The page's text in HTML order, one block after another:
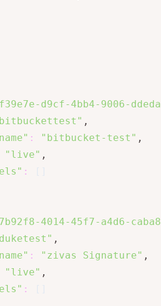
d9cf-4bb4-9006-
,
: "bitbucket-test" ,
"live" ,
:
4014-45f7-a4d6-
,
: "zivas Signature" ,
"live" ,
: